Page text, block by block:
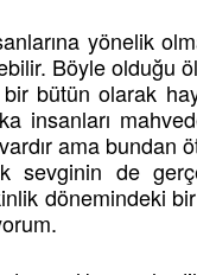
yönelik
Böyle olduğu
bütün olarak
insanları
ama bundan
sevginin de
dönemindeki bir